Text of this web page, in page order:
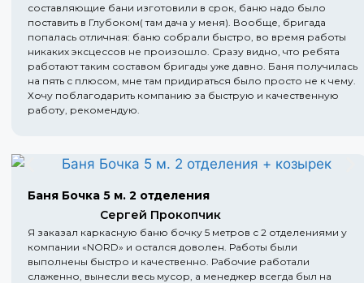
составляющие бани изготовили в срок, баню надо было
поставить в Глубоком( там дача у меня). Вообще, бригада
попалась отличная: баню собрали быстро, во время работы
никаких эксцессов не произошло. Сразу видно, что ребята
работают таким составом бригады уже давно. Баня получилась
на пять с плюсом, мне там придираться было просто не к чему.
Хочу поблагодарить компанию за быструю и качественную
работу, рекомендую.
Баня Бочка 5 м. 2 отделения
Сергей Прокопчик
Я заказал каркасную баню бочку 5 метров с 2 отделениями у
компании «NORD» и остался доволен. Работы были
выполнены быстро и качественно. Рабочие работали
слаженно, вынесли весь мусор, а менеджер всегда был на